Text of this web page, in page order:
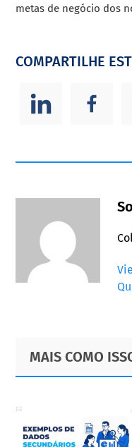
metas de negócio dos
COMPARTILHE
Primary
Sidebar
Footer
MAIS COMO